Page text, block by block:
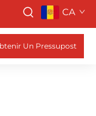
CA
Un Pressupost